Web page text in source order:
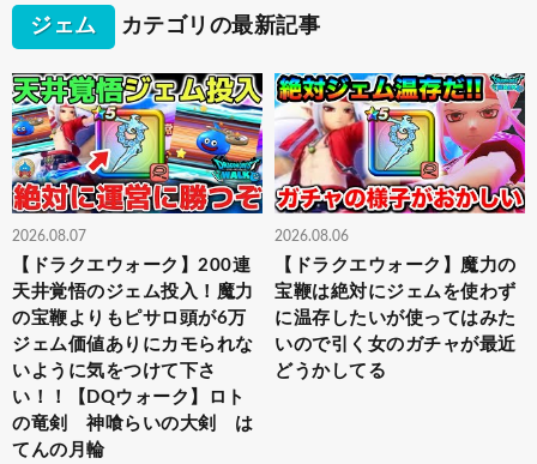
ジェム カテゴリの最新記事
2026.08.07
【ドラクエウォーク】200連
天井覚悟のジェム投入！魔力
の宝鞭よりもピサロ頭が6万
ジェム価値ありにカモられな
いように気をつけて下さ
い！！【DQウォーク】ロト
の竜剣 神喰らいの大剣 は
てんの月輪
2026.08.06
【ドラクエウォーク】魔力の
宝鞭は絶対にジェムを使わず
に温存したいが使ってはみた
いので引く女のガチャが最近
どうかしてる